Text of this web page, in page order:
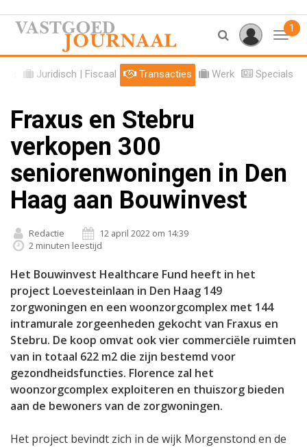
1
Juridisch | Fiscaal Transacties Werk Specials
Fraxus en Stebru
verkopen 300
seniorenwoningen in Den
Haag aan Bouwinvest
Redactie
12 april 2022 om 14:39
2 minuten leestijd
Het Bouwinvest Healthcare Fund heeft in het
project Loevesteinlaan in Den Haag 149
zorgwoningen en een woonzorgcomplex met 144
intramurale zorgeenheden gekocht van Fraxus en
Stebru. De koop omvat ook vier commerciële ruimten
van in totaal 622 m2 die zijn bestemd voor
gezondheidsfuncties. Florence zal het
woonzorgcomplex exploiteren en thuiszorg bieden
aan de bewoners van de zorgwoningen.
Het project bevindt zich in de wijk Morgenstond en de